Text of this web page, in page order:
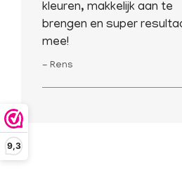
9,3
kleuren, makkelijk aan te
brengen en super
mee!
- Rens